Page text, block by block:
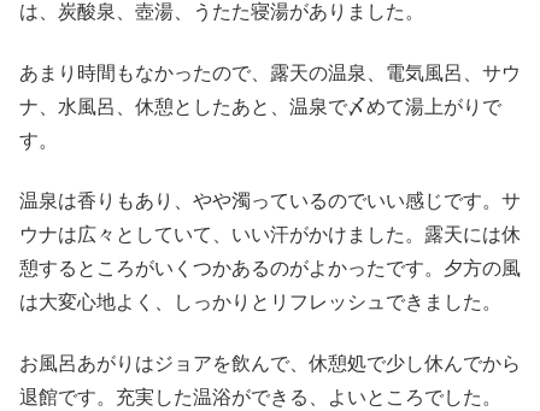
は、炭酸泉、壺湯、うたた寝湯がありました。
あまり時間もなかったので、露天の温泉、電気風呂、サウ
ナ、水風呂、休憩としたあと、温泉で〆めて湯上がりで
す。
温泉は香りもあり、やや濁っているのでいい感じです。サ
ウナは広々としていて、いい汗がかけました。露天には休
憩するところがいくつかあるのがよかったです。夕方の風
は大変心地よく、しっかりとリフレッシュできました。
お風呂あがりはジョアを飲んで、休憩処で少し休んでから
退館です。充実した温浴ができる、よいところでした。